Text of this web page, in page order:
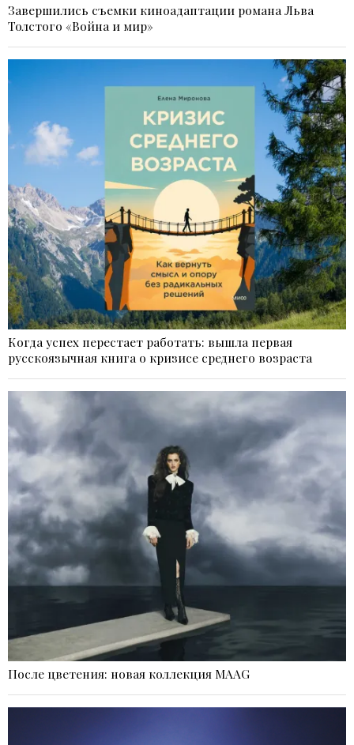
Завершились съемки киноадаптации романа Льва
Толстого «Война и мир»
Когда успех перестает работать: вышла первая
русскоязычная книга о кризисе среднего возраста
После цветения: новая коллекция MAAG